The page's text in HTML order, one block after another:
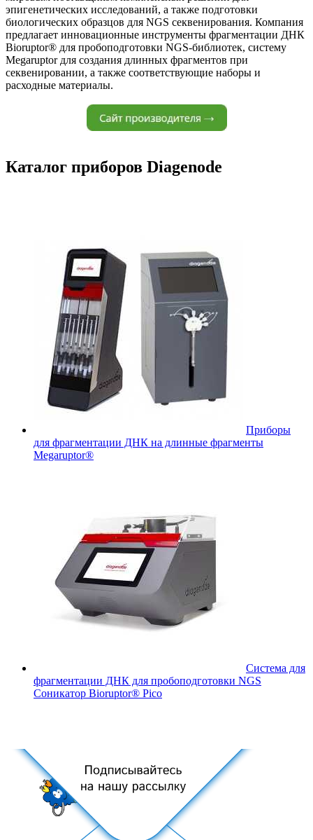
эпигенетических исследований, а также подготовки
биологических образцов для NGS секвенирования. Компания
предлагает инновационные инструменты фрагментации ДНК
Bioruptor® для пробоподготовки NGS-библиотек, систему
Megaruptor для создания длинных фрагментов при
секвенировании, а также соответствующие наборы и
расходные материалы.
Каталог приборов Diagenode
Приборы
для фрагментации ДНК на длинные фрагменты
Megaruptor®
Система для
фрагментации ДНК для пробоподготовки NGS
Соникатор Bioruptor® Pico